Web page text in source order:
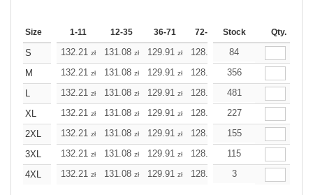
Size 1-11 12-35 36-71 72-143 144-287 288 +
Stock Qty.
S 132.21 zł 131.08 zł 129.91 zł 128.78 127.61
84
M
132.21 zł 131.08 zł 129.91 zł 128.78 127.61
356
L
132.21 zł 131.08 zł 129.91 zł 128.78 127.61
481
XL
132.21 zł 131.08 zł 129.91 zł 128.78 127.61
227
2XL
132.21 zł 131.08 zł 129.91 zł 128.78 127.61
155
3XL
132.21 zł 131.08 zł 129.91 zł 128.78 127.61
115
4XL
132.21 zł 131.08 zł 129.91 zł 128.78 127.61
3